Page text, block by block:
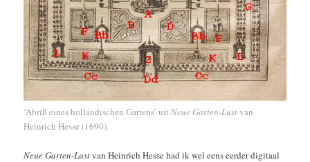
‘Abriß eines holländischen Gartens’ uit Neue Garten-Lustvan
Heinrich Hesse (1690).
Neue Garten-Lustvan Heinrich Hesse had ik wel eens eerder digitaal